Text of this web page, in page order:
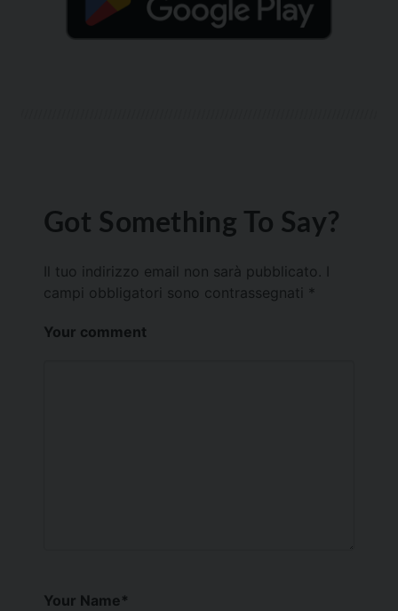
Got Something To Say?
Il tuo indirizzo email non sarà pubblicato.
campi obbligatori sono contrassegnati *
Your comment
Your Name*